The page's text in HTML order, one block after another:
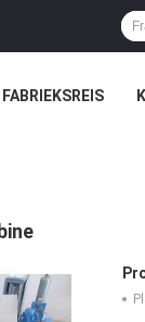
FABRIEKSREIS